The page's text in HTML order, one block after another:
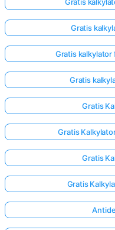
Gratis
Gratis
Gratis
Gratis
Gratis
Gratis
Gratis